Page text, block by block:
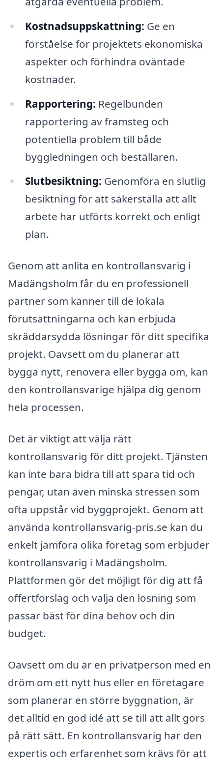
Kostnadsuppskattning: Ge en
förståelse för projektets ekonomiska
aspekter och förhindra oväntade
kostnader.
Rapportering: Regelbunden
rapportering av framsteg och
potentiella problem till både
byggledningen och beställaren.
Slutbesiktning: Genomföra en slutlig
besiktning för att säkerställa att allt
arbete har utförts korrekt och enligt
plan.
Genom att anlita en kontrollansvarig i
Madängsholm får du en professionell
partner som känner till de lokala
förutsättningarna och kan erbjuda
skräddarsydda lösningar för ditt specifika
projekt. Oavsett om du planerar att
bygga nytt, renovera eller bygga om, kan
den kontrollansvarige hjälpa dig genom
hela processen.
Det är viktigt att välja rätt
kontrollansvarig för ditt projekt. Tjänsten
kan inte bara bidra till att spara tid och
pengar, utan även minska stressen som
ofta uppstår vid byggprojekt. Genom att
använda kontrollansvarig-pris.se kan du
enkelt jämföra olika företag som erbjuder
kontrollansvarig i Madängsholm.
Plattformen gör det möjligt för dig att få
offertförslag och välja den lösning som
passar bäst för dina behov och din
budget.
Oavsett om du är en privatperson med en
dröm om ett nytt hus eller en företagare
som planerar en större byggnation, är
det alltid en god idé att se till att allt görs
på rätt sätt. En kontrollansvarig har den
expertis och erfarenhet som krävs för att